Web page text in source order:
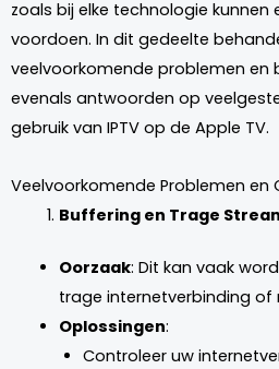
zoals bij elke technologie kunnen
voordoen. In dit gedeelte
veelvoorkomende problemen en
evenals antwoorden op
gebruik van IPTV op de Apple TV.
Veelvoorkomende Problemen en
Buffering en Trage
Oorzaak: Dit kan vaak
trage internetverbinding of
Oplossingen:
Controleer uw